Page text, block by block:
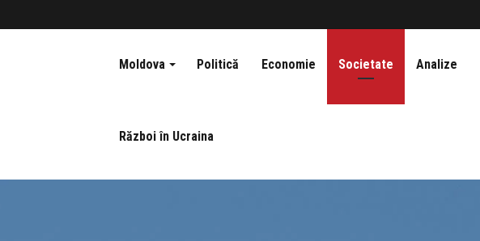
Moldova Politică Economie Societate Analize
Război în Ucraina